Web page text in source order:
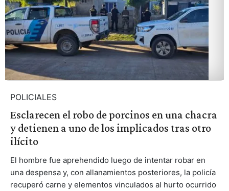
POLICIALES
Esclarecen el robo de porcinos en una chacra
y detienen a uno de los implicados tras otro
ilícito
El hombre fue aprehendido luego de intentar robar en
una despensa y, con allanamientos posteriores, la policía
recuperó carne y elementos vinculados al hurto ocurrido